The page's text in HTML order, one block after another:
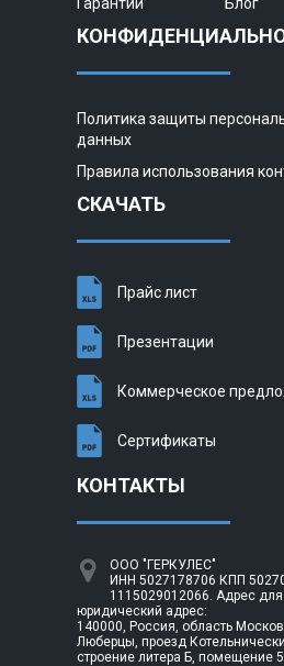
Политика защиты
данных
Правила использования
СКАЧАТЬ
Прайс лист
Презентации
Коммерческое
Сертификаты
КОНТАКТЫ
ООО "ГЕРКУЛЕС"
ИНН 5027178706 КПП
1115029012066. Адрес для
юридический адрес:
140000, Россия, область
Люберцы, проезд
строение литера Б, помещение 5